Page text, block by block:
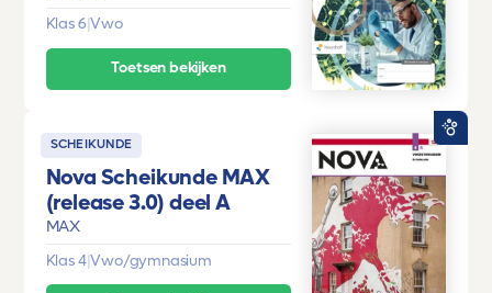
Klas 6 |Vwo
Toetsen bekijken
SCHEIKUNDE
Nova Scheikunde MAX
(release 3.0) deel A
MAX
Klas 4|Vwo/gymnasium